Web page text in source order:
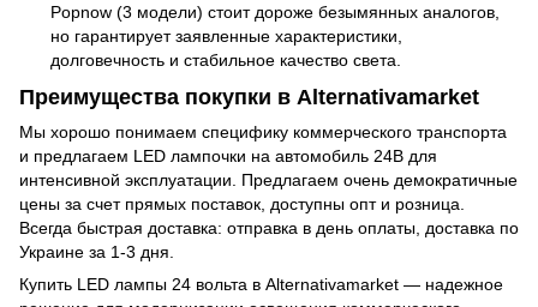
Popnow (3 модели) стоит дороже безымянных аналогов,
но гарантирует заявленные характеристики,
долговечность и стабильное качество света.
Преимущества покупки в Alternativamarket
Мы хорошо понимаем специфику коммерческого транспорта
и предлагаем LED лампочки на автомобиль 24В для
интенсивной эксплуатации. Предлагаем очень демократичные
цены за счет прямых поставок, доступны опт и розница.
Всегда быстрая доставка: отправка в день оплаты, доставка по
Украине за 1-3 дня.
Купить LED лампы 24 вольта в Alternativamarket — надежное